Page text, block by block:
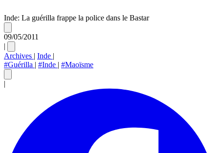
Inde: La guérilla frappe la police dans le Bastar
09/05/2011
|
Archives | Inde |
#Guérilla | #Inde | #Maoïsme
|